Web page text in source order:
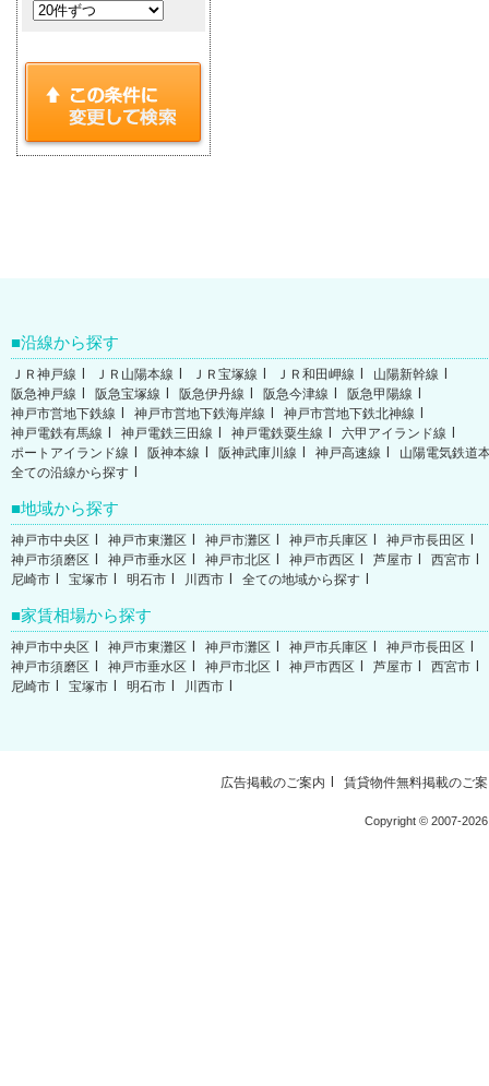
沿線から探す
ＪＲ神戸線 ＪＲ山陽本線 ＪＲ宝塚線 ＪＲ和田岬線
山陽新幹線
阪急神戸線
阪急宝塚線 阪急伊丹線 阪急今津線
阪急甲陽線
神戸市営地下鉄線
神戸市営地下鉄海岸線
神戸市営地下鉄北神線
神戸電鉄有馬線
神戸電鉄三田線 神戸電鉄粟生線
六甲アイランド線
ポートアイランド線
阪神本線 阪神武庫川線 神戸高速線
山陽電気鉄道
全ての沿線から探す
地域から探す
神戸市中央区 神戸市東灘区 神戸市灘区 神戸市兵庫区
神戸市長田区
神戸市須磨区
神戸市垂水区 神戸市北区 神戸市西区 芦屋市
西宮市
尼崎市
宝塚市 明石市 川西市 全ての地域から探す
家賃相場から探す
神戸市中央区 神戸市東灘区 神戸市灘区 神戸市兵庫区
神戸市長田区
神戸市須磨区
神戸市垂水区 神戸市北区 神戸市西区 芦屋市
西宮市
尼崎市
宝塚市 明石市 川西市
広告掲載のご案内 賃貸物件無料掲載のご
Copyright © 2007-